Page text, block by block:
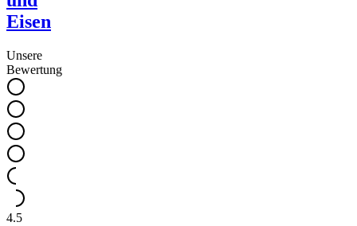
Eisen
Unsere
Bewertung
4.5